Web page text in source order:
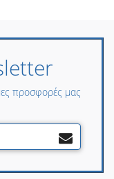
προσφορές μας